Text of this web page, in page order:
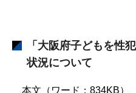
「大阪府子どもを性
状況について
本文（ワード：834KB）